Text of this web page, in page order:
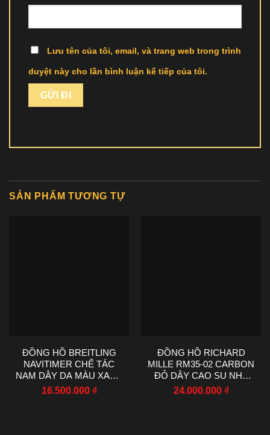
Lưu tên của tôi, email, và trang web trong trình
duyệt này cho lần bình luận kế tiếp của tôi.
SẢN PHẨM TƯƠNG TỰ
ĐỒNG HỒ BREITLING
NAVITIMER CHẾ TÁC
NAM DÂY DA MÀU XANH
NHÀ MÁY EF 43MM
16.500.000 ₫
ĐỒNG HỒ RICHARD
MILLE RM35-02 CARBON
ĐỎ DÂY CAO SU NHÀ
MÁY R7 44.5X50MM
24.000.000 ₫